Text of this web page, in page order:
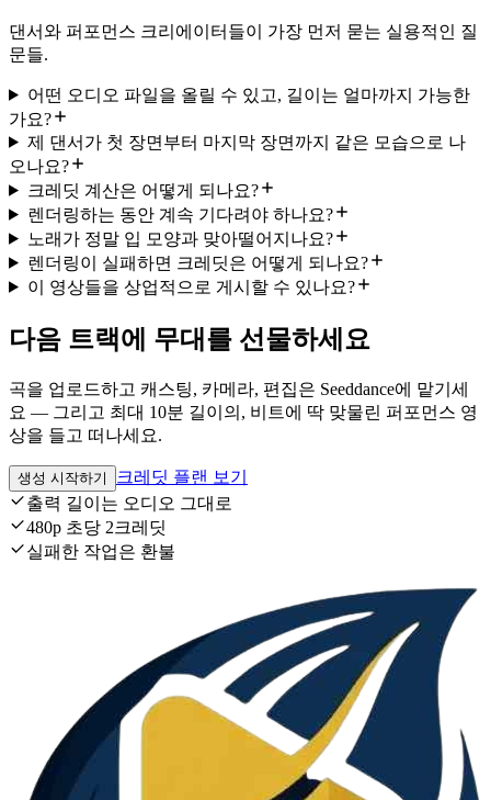
댄서와 퍼포먼스 크리에이터들이 가장 먼저 묻는 실용적인 질
문들.
어떤 오디오 파일을 올릴 수 있고, 길이는 얼마까지 가능한
가요?
제 댄서가 첫 장면부터 마지막 장면까지 같은 모습으로 나
오나요?
크레딧 계산은 어떻게 되나요?
렌더링하는 동안 계속 기다려야 하나요?
노래가 정말 입 모양과 맞아떨어지나요?
렌더링이 실패하면 크레딧은 어떻게 되나요?
이 영상들을 상업적으로 게시할 수 있나요?
다음 트랙에 무대를 선물하세요
곡을 업로드하고 캐스팅, 카메라, 편집은 Seeddance에 맡기세
요 — 그리고 최대 10분 길이의, 비트에 딱 맞물린 퍼포먼스 영
상을 들고 떠나세요.
생성 시작하기
크레딧 플랜 보기
출력 길이는 오디오 그대로
480p 초당 2크레딧
실패한 작업은 환불